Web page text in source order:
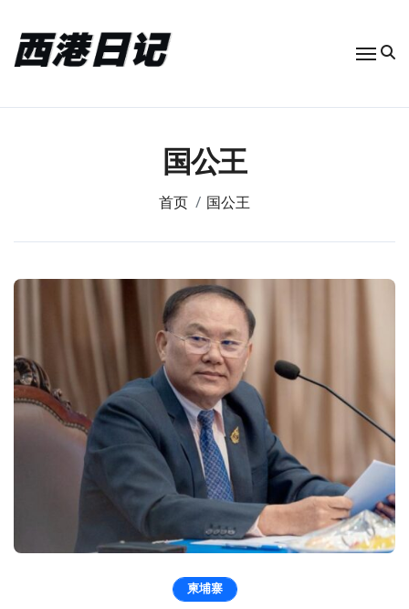
国公王
首页 国公王
柬埔寨